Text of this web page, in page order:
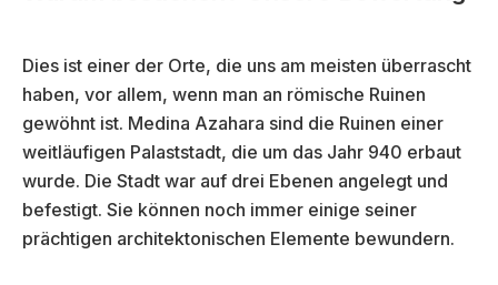
Dies ist einer der Orte, die uns am meisten überrascht
haben, vor allem, wenn man an römische Ruinen
gewöhnt ist. Medina Azahara sind die Ruinen einer
weitläufigen Palaststadt, die um das Jahr 940 erbaut
wurde. Die Stadt war auf drei Ebenen angelegt und
befestigt. Sie können noch immer einige seiner
prächtigen architektonischen Elemente bewundern.